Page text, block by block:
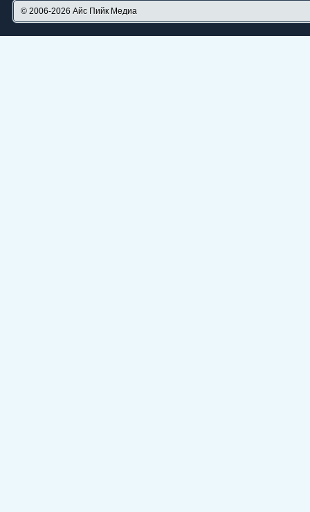
© 2006-2026 Айс Пийк Медиа